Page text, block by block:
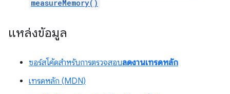
measureMemory()
แหล่งข้อมูล
ซอร์สโค้ดสำหรับการตรวจสอบลดงานเทรดหลัก
เทรดหลัก (MDN)